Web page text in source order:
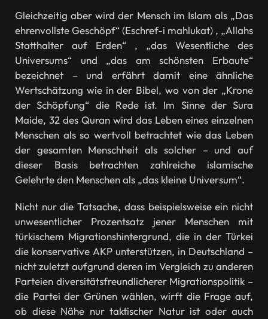
Gleichzeitig aber wird der Mensch im Islam als „Das
ehrenvollste Geschöpf“ (Eschref-i mahlukat) , „Allahs
Statthalter auf Erden“ , „das Wesentliche des
Universums“ und „das am schönsten Erbaute“
bezeichnet – und erfährt damit eine ähnliche
Wertschätzung wie in der Bibel, wo von der „Krone
der Schöpfung“ die Rede ist. Im Sinne der Sura
Maide, 32 des Quran wird das Leben eines einzelnen
Menschen als so wertvoll betrachtet wie das Leben
der gesamten Menschheit als solcher – und auf
dieser Basis betrachten zahlreiche islamische
Gelehrte den Menschen als „das kleine Universum“.
Nicht nur die Tatsache, dass beispielsweise ein nicht
unwesentlicher Prozentsatz jener Menschen mit
türkischem Migrationshintergrund, die in der Türkei
die konservative AKP unterstützen, in Deutschland –
nicht zuletzt aufgrund deren im Vergleich zu anderen
Parteien diversitätsfreundlicherer Migrationspolitik –
die Partei der Grünen wählen, wirft die Frage auf,
ob diese Nähe nur taktischer Natur ist oder auch